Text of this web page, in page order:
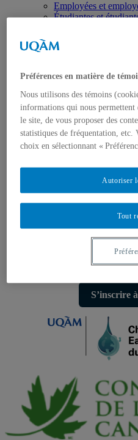
Employées et
Étudiantes et
Blogue
Colloque
Articles
Mémoires et
Rapports
Fiches
Vidéos
FAQ
Dans les médias
Nous joindre
S’inscrire
Préférences en matière de
Nous utilisons des témoins
informations qui nous permettent
le site, de vous proposer des
statistiques de fréquentation, etc.
choix en sélectionnant «
Tout
Autoriser